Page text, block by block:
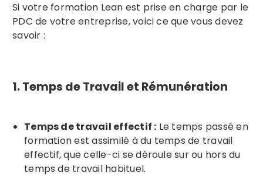
Si votre formation Lean est prise en charge par le
PDC de votre entreprise, voici ce que vous devez
savoir :
1. Temps de Travail et Rémunération
Temps de travail effectif : Le temps passé en
formation est assimilé à du temps de travail
effectif, que celle-ci se déroule sur ou hors du
temps de travail habituel.